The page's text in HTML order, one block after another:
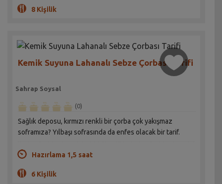
8 Kişilik
Kemik Suyuna Lahanalı Sebze Çorbası Tarifi
Sahrap Soysal
(0)
Sağlık deposu, kırmızı renkli bir çorba çok yakışmaz
soframıza? Yılbaşı sofrasında da enfes olacak bir tarif.
Hazırlama 1,5 saat
6 Kişilik